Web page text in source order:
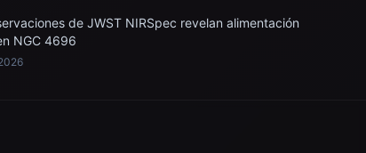
de JWST NIRSpec revelan alimentación
NGC 4696